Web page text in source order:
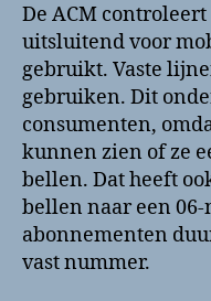
De ACM
uitsluitend voor
gebruikt. Vaste
gebruiken. Dit
consumenten,
kunnen zien of ze
bellen. Dat heeft
bellen naar een
abonnementen
vast nummer.